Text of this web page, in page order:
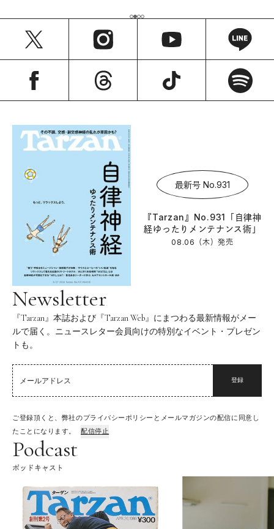
最新号 No.931
『Tarzan』No.931「自律神
経ゆったりメンテナンス術」
08.06（木）発売
Newsletter
『Tarzan』本誌および『Tarzan Web』にまつわる最新情報がメー
ルで届く。ニュースレター会員向けの特別なイベント・プレゼン
トも。
登録
ご登録頂くと、弊社のプライバシーポリシーとメールマガジンの配信に同意し
たことになります。
配信停止
Podcast
ポッドキャスト